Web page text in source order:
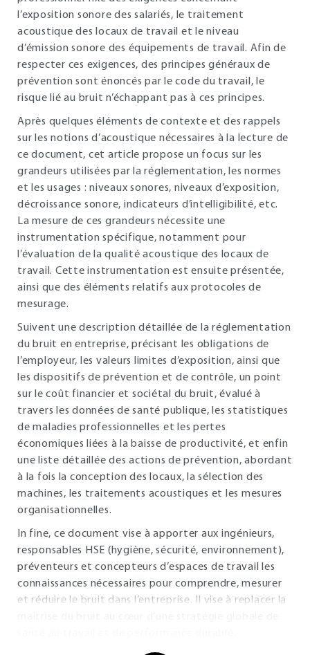
l’exposition sonore des salariés, le traitement
acoustique des locaux de travail et le niveau
d’émission sonore des équipements de travail. Afin de
respecter ces exigences, des principes généraux de
prévention sont énoncés par le code du travail, le
risque lié au bruit n’échappant pas à ces principes.
Après quelques éléments de contexte et des rappels
sur les notions d’acoustique nécessaires à la lecture de
ce document, cet article propose un focus sur les
grandeurs utilisées par la réglementation, les normes
et les usages : niveaux sonores, niveaux d’exposition,
décroissance sonore, indicateurs d’intelligibilité, etc.
La mesure de ces grandeurs nécessite une
instrumentation spécifique, notamment pour
l’évaluation de la qualité acoustique des locaux de
travail. Cette instrumentation est ensuite présentée,
ainsi que des éléments relatifs aux protocoles de
mesurage.
Suivent une description détaillée de la réglementation
du bruit en entreprise, précisant les obligations de
l’employeur, les valeurs limites d’exposition, ainsi que
les dispositifs de prévention et de contrôle, un point
sur le coût financier et sociétal du bruit, évalué à
travers les données de santé publique, les statistiques
de maladies professionnelles et les pertes
économiques liées à la baisse de productivité, et enfin
une liste détaillée des actions de prévention, abordant
à la fois la conception des locaux, la sélection des
machines, les traitements acoustiques et les mesures
organisationnelles.
In fine, ce document vise à apporter aux ingénieurs,
responsables HSE (hygiène, sécurité, environnement),
préventeurs et concepteurs d’espaces de travail les
connaissances nécessaires pour comprendre, mesurer
et réduire le bruit dans l’entreprise. Il vise à replacer la